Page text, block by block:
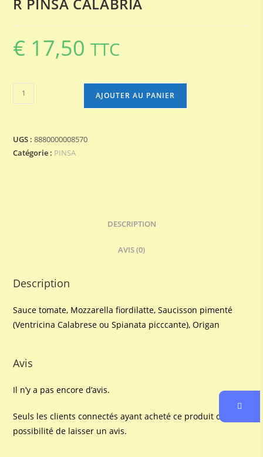
€ 17,50 TTC
quantité
de
CALABRIA
AJOUTER AU PANIER
UGS :8880000008570
Catégorie : PINSA
DESCRIPTION
AVIS (0)
Description
Sauce tomate, Mozzarella fiordilatte, Saucisson pimenté
(Ventricina Calabrese ou Spianata picccante), Origan
Avis
Il n’y a pas encore d’avis.
Seuls les clients connectés ayant acheté ce produit ont la
possibilité de laisser un avis.